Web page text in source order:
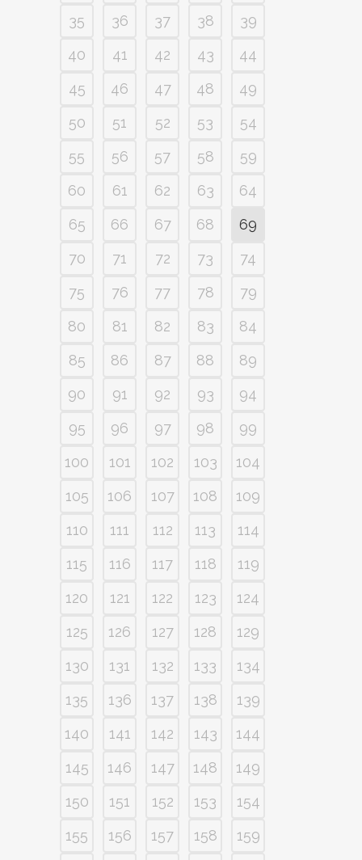
35
36 37 38
39
40
41 42 43
44
45
46 47 48
49
50
51 52 53
54
55
56 57 58
59
60
61 62 63
64
65
66 67 68
69
70
71 72 73
74
75
76 77 78
79
80
81 82 83
84
85
86 87 88
89
90
91 92 93
94
95
96 97 98
99
100
101 102 103
104
105
106 107 108
109
110
111 112 113
114
115
116 117 118
119
120
121 122 123
124
125
126 127 128
129
130
131 132 133
134
135
136 137 138
139
140
141 142 143
144
145
146 147 148
149
150
151 152 153
154
155
156 157 158
159